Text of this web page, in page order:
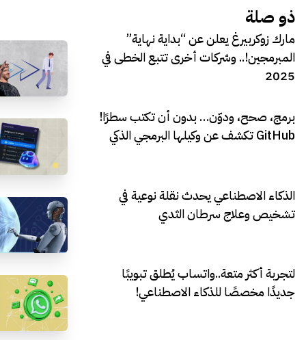
ذو صلة
مارك زوكربيرغ يعلن عن “بداية نهاية”
المبرمجين!.. وشركات أخرى تتبع الخطى في
2025
برمج، صحح، ودوّن… بدون أن تكتب سطرًا!
GitHub تكشف عن وكيلها البرمجي الذكي
الذكاء الاصطناعي يحدث نقلة نوعية في
تشخيص وعلاج سرطان الثدي
لتجربة أكثر متعة..واتساب يُطلق تبويبًا
جديدًا مخصصًا للذكاء الاصطناعي!